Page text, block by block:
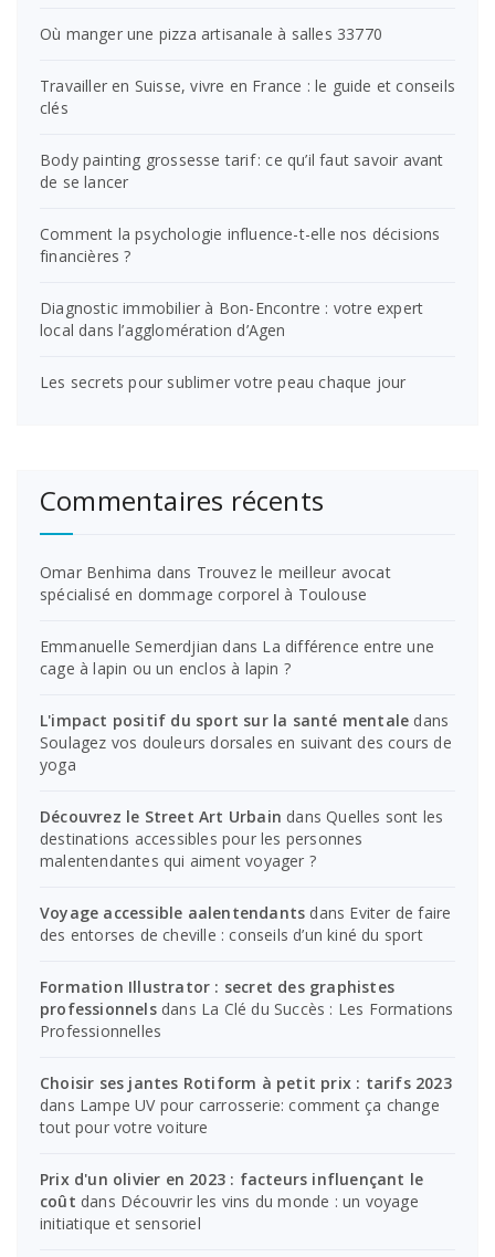
Où manger une pizza artisanale à salles 33770
Travailler en Suisse, vivre en France : le guide et conseils
clés
Body painting grossesse tarif : ce qu’il faut savoir avant
de se lancer
Comment la psychologie influence-t-elle nos décisions
financières ?
Diagnostic immobilier à Bon-Encontre : votre expert
local dans l’agglomération d’Agen
Les secrets pour sublimer votre peau chaque jour
Commentaires récents
Omar Benhima dans Trouvez le meilleur avocat
spécialisé en dommage corporel à Toulouse
Emmanuelle Semerdjian dans La différence entre une
cage à lapin ou un enclos à lapin ?
L'impact positif du sport sur la santé mentale dans
Soulagez vos douleurs dorsales en suivant des cours de
yoga
Découvrez le Street Art Urbain dansQuelles sont les
destinations accessibles pour les personnes
malentendantes qui aiment voyager ?
Voyage accessible aalentendants dans Eviter de faire
des entorses de cheville : conseils d’un kiné du sport
Formation Illustrator : secret des graphistes
professionnelsdans La Clé du Succès : Les Formations
Professionnelles
Choisir ses jantes Rotiform à petit prix : tarifs 2023
dans Lampe UV pour carrosserie: comment ça change
tout pour votre voiture
Prix d'un olivier en 2023 : facteurs influençant le
coût dans Découvrir les vins du monde : un voyage
initiatique et sensoriel